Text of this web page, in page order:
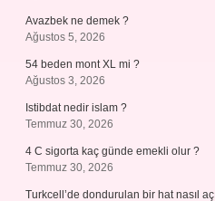
Avazbek ne demek ?
Ağustos 5, 2026
54 beden mont XL mi ?
Ağustos 3, 2026
Istibdat nedir islam ?
Temmuz 30, 2026
4 C sigorta kaç günde emekli olur ?
Temmuz 30, 2026
Turkcell’de dondurulan bir hat nasıl